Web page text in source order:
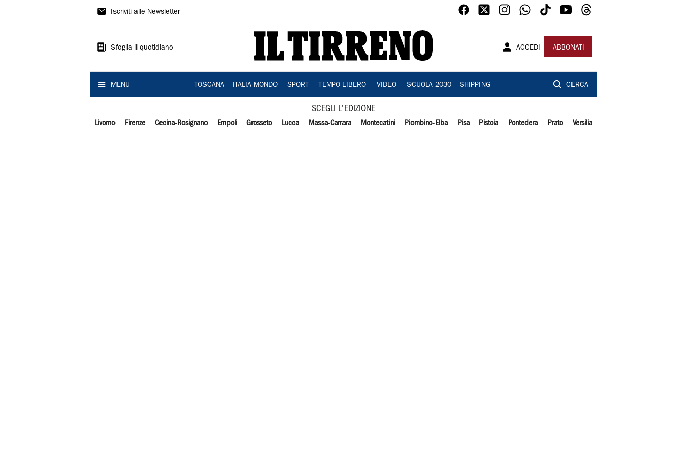
Il
Iscriviti alle Newsletter
Sfoglia il quotidiano ACCEDI ABBONATI
MENU TOSCANA ITALIA MONDO SPORT TEMPO LIBERO VIDEO SCUOLA 2030 SHIPPING CERCA
SCEGLI L'EDIZIONE
Livorno Firenze Cecina-Rosignano Empoli Grosseto Lucca Massa-Carrara Montecatini Piombino-Elba Pisa Pistoia Pontedera Prato Versilia